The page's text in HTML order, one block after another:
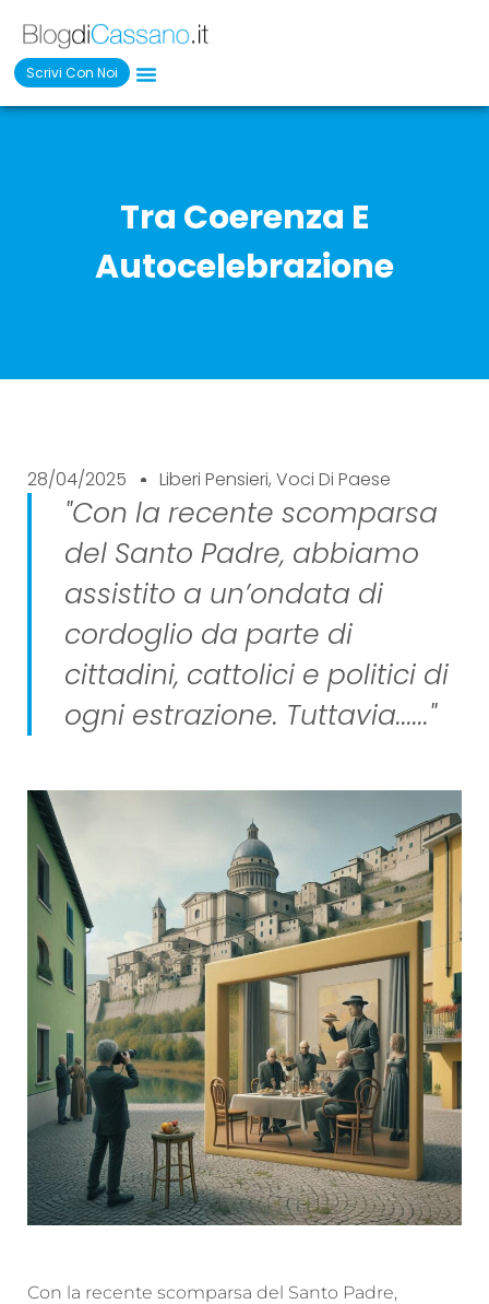
Scrivi Con Noi
Tra Coerenza E
Autocelebrazione
28/04/2025 Liberi Pensieri, Voci Di Paese
"Con la recente scomparsa
del Santo Padre, abbiamo
assistito a un’ondata di
cordoglio da parte di
cittadini, cattolici e politici di
ogni estrazione. Tuttavia......"
Con la recente scomparsa del Santo Padre,